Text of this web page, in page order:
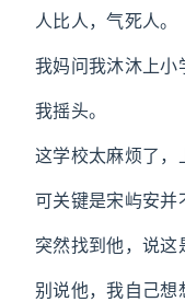
人比人，气死人。
我妈问我沐沐上小
我摇头。
这学校太麻烦了，
可关键是宋屿安并
突然找到他，说这
别说他，我自己想